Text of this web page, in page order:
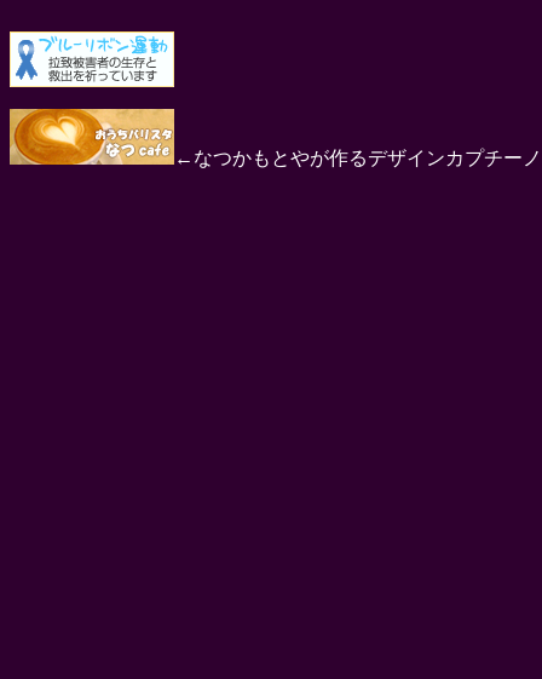
←なつかもとやが作るデザインカプチー